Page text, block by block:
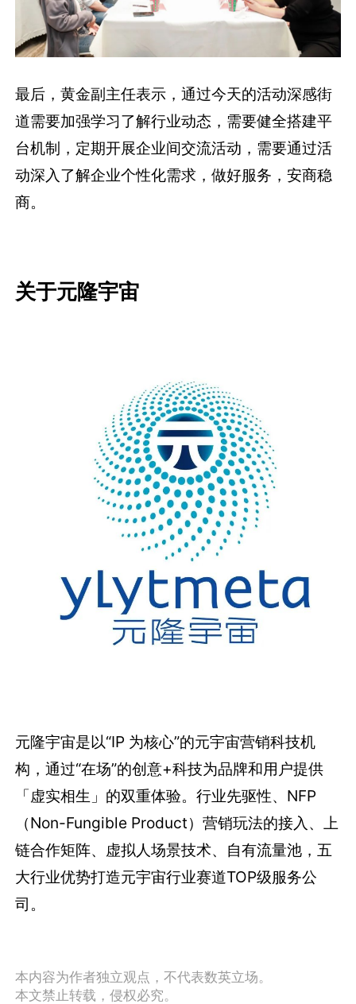
最后，黄金副主任表示，通过今天的活动深感街
道需要加强学习了解行业动态，需要健全搭建平
台机制，定期开展企业间交流活动，需要通过活
动深入了解企业个性化需求，做好服务，安商稳
商。
关于元隆宇宙
元隆宇宙是以“IP 为核心”的元宇宙营销科技机
构，通过“在场”的创意+科技为品牌和用户提供
「虚实相生」的双重体验。行业先驱性、NFP
（Non-Fungible Product）营销玩法的接入、上
链合作矩阵、虚拟人场景技术、自有流量池，五
大行业优势打造元宇宙行业赛道TOP级服务公
司。
本内容为作者独立观点，不代表数英立场。
本文禁止转载，侵权必究。